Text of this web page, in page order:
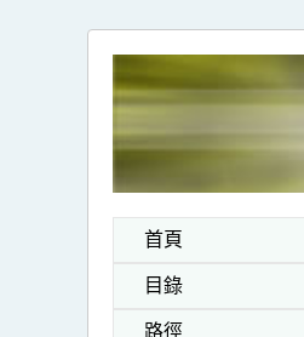
首頁
目錄
路徑